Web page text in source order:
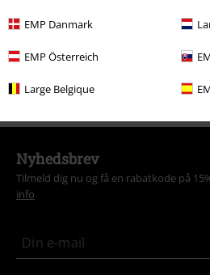
EMP Danmark
EMP Österreich
Large Belgique
Nyhedsbrev
Tilmeld dig nu og få en rabatkode på
info